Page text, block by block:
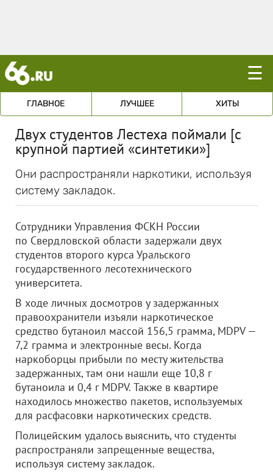
☰
ГЛАВНОЕ ЛУЧШЕЕ ХИТЫ
Двух студентов Лестеха поймали [с
крупной партией «синтетики»]
Они распространяли наркотики, используя
систему закладок.
Сотрудники Управления ФСКН России
по Свердловской области задержали двух
студентов второго курса Уральского
государственного лесотехнического
университета.
В ходе личных досмотров у задержанных
правоохранители изъяли наркотическое
средство бутаноил массой 156,5 грамма, MDPV —
7,2 грамма и электронные весы. Когда
наркоборцы прибыли по месту жительства
задержанных, там они нашли еще 10,8 г
бутаноила и 0,4 г MDPV. Также в квартире
находилось множество пакетов, используемых
для расфасовки наркотических средств.
Полицейским удалось выяснить, что студенты
распространяли запрещенные вещества,
используя систему закладок.